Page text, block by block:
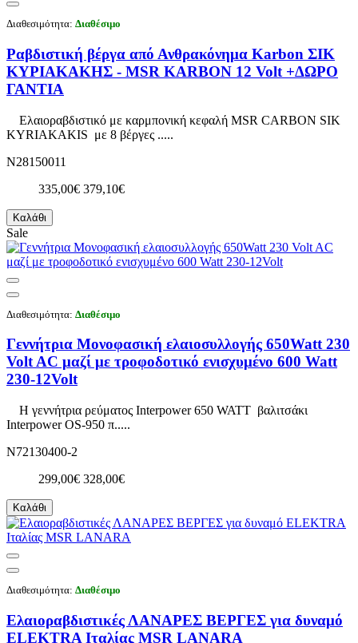
Διαθεσιμότητα: Διαθέσιμο
Ραβδιστική βέργα από Ανθρακόνημα Karbon ΣΙΚ
ΚΥΡΙΑΚΑΚΗΣ - MSR KΑRΒΟΝ 12 Volt +ΔΩΡΟ
ΓΑΝΤΙΑ
Ελαιοραβδιστικό με καρμπονική κεφαλή MSR CARBON SIK
KYRIAKAKIS με 8 βέργες .....
N28150011
335,00€ 379,10€
Καλάθι
Sale
Διαθεσιμότητα: Διαθέσιμο
Γεννήτρια Μονοφασική ελαιοσυλλογής 650Watt 230
Volt AC μαζί με τροφοδοτικό ενισχυμένο 600 Watt
230-12Volt
Η γεννήτρια ρεύματος Interpower 650 WATT βαλιτσάκι
Interpower OS-950 π.....
N72130400-2
299,00€ 328,00€
Καλάθι
Διαθεσιμότητα: Διαθέσιμο
Ελαιοραβδιστικές ΛΑΝΑΡΕΣ ΒΕΡΓΕΣ για δυναμό
ELEKTRA Ιταλίας MSR LANARA